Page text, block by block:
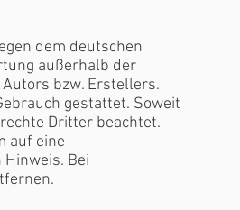
dem deutschen
außerhalb der
bzw. Erstellers.
gestattet. Soweit
Dritter beachtet.
auf eine
Bei